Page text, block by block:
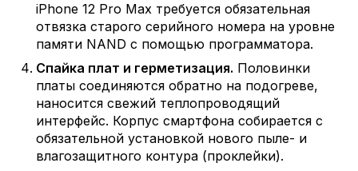
iPhone 12 Pro Max требуется обязательная
отвязка старого серийного номера на уровне
памяти NAND с помощью программатора.
Спайка плат и герметизация. Половинки
платы соединяются обратно на подогреве,
наносится свежий теплопроводящий
интерфейс. Корпус смартфона собирается с
обязательной установкой нового пыле- и
влагозащитного контура (проклейки).